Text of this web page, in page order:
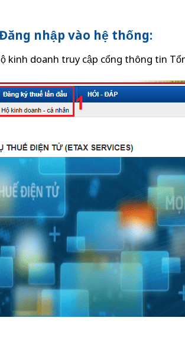
nhập vào hệ thống:
kinh doanh truy cập cổng thông tin